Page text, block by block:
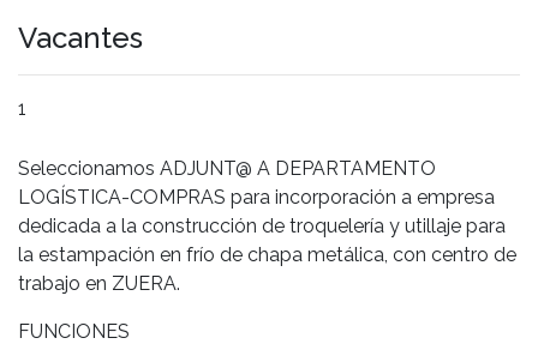
Vacantes
1
Seleccionamos ADJUNT@ A DEPARTAMENTO
LOGÍSTICA-COMPRAS para incorporación a empresa
dedicada a la construcción de troquelería y utillaje para
la estampación en frío de chapa metálica, con centro de
trabajo en ZUERA.
FUNCIONES